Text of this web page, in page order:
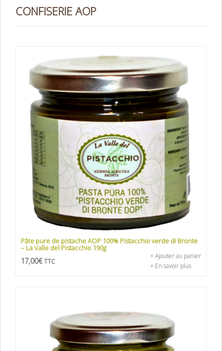
CONFISERIE AOP
Pâte pure de pistache AOP 100% Pistacchio verde di Bronte
– La Valle del Pistacchio 190g
17,00€ TTC
+ Ajouter au panier
+ En savoir plus